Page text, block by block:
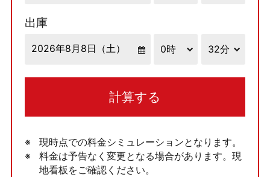
出庫
計算する
現時点での料金シミュレーションとなります。
料金は予告なく変更となる場合があります。現
地看板をご確認ください。